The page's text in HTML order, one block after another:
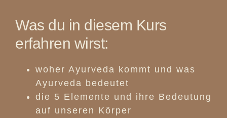
Was du in diesem Kurs
erfahren wirst:
woher Ayurveda kommt und was
Ayurveda bedeutet
die 5 Elemente und ihre Bedeutung
auf unseren Körper